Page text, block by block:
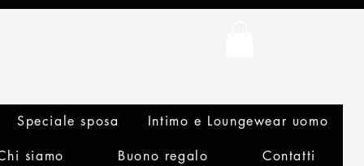
Speciale sposa Intimo e Loungewear uomo
siamo Buono regalo Contatti